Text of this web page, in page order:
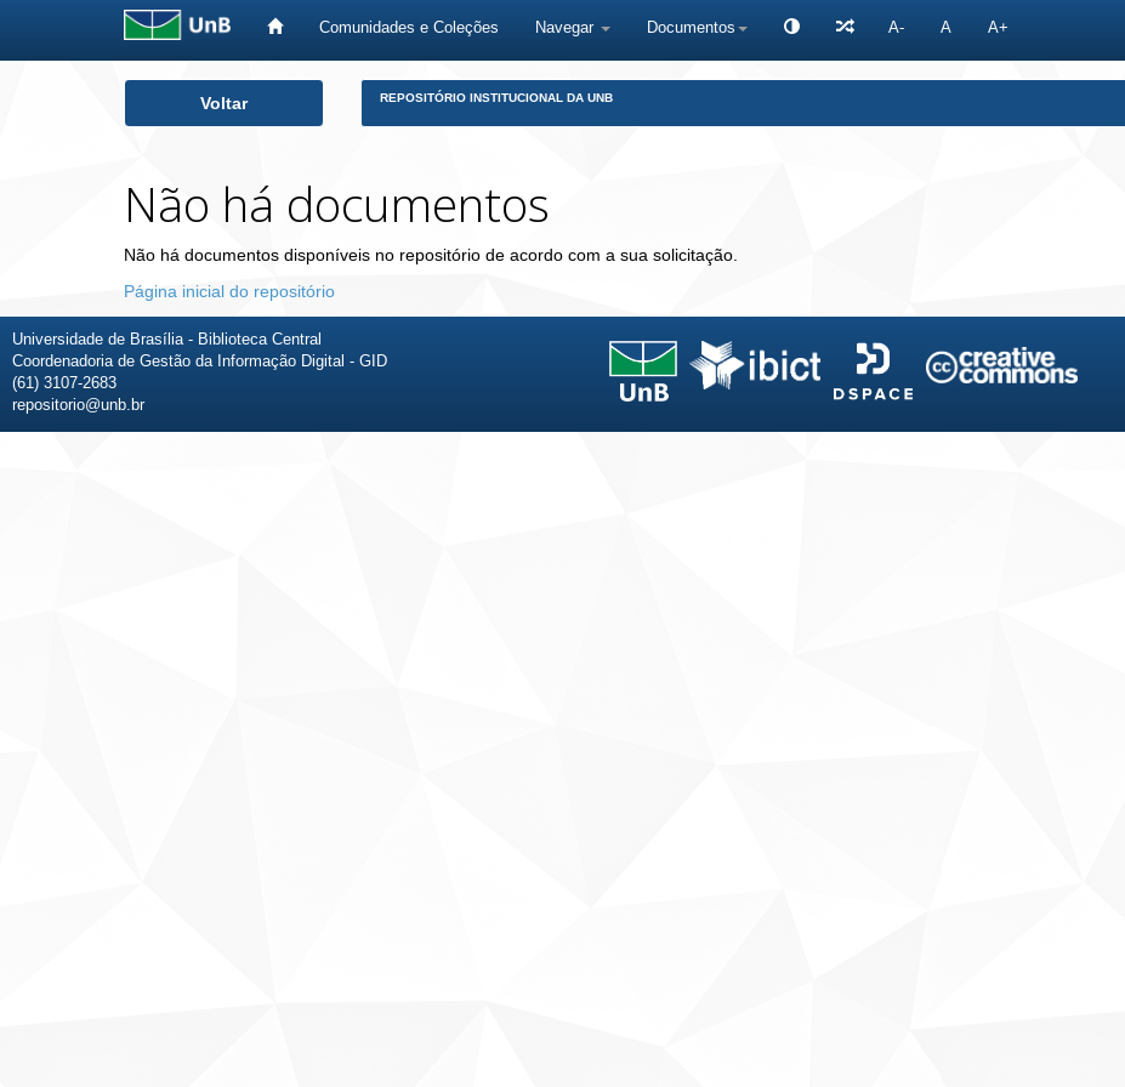
Comunidades e Coleções Navegar Documentos A- A A+
Voltar REPOSITÓRIO INSTITUCIONAL DA UNB
Não há documentos
Não há documentos disponíveis no repositório de acordo com a sua solicitação.
Página inicial do repositório
Universidade de Brasília - Biblioteca Central
Coordenadoria de Gestão da Informação Digital - GID
(61) 3107-2683
repositorio@unb.br